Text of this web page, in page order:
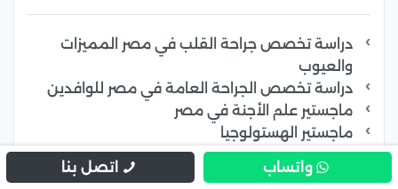
دراسة تخصص جراحة القلب في مصر المميزات
والعيوب
دراسة تخصص الجراحة العامة في مصر للوافدين
ماجستير علم الأجنة في مصر
ماجستير الهستولوجيا
عدد سنوات ماجستير الطب في مصر
ماجستير السلامة والصحة المهنية بجامعات بمصر
واتساب اتصل بنا